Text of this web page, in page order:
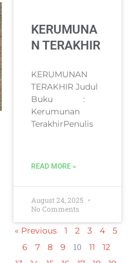
KERUMUNA
N TERAKHIR
KERUMUNAN
TERAKHIR Judul
Buku :
Kerumunan
TerakhirPenulis
READ MORE »
August 24, 2025
No Comments
« Previous 1 2 3 4
5
6
7 8 9 10 11
12